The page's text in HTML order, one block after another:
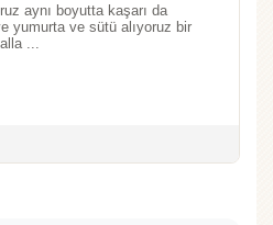
aynı boyutta kaşarı da
yumurta ve sütü alıyoruz bir
...